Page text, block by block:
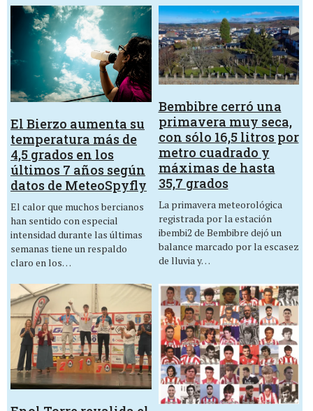
El Bierzo aumenta su
temperatura más de
4,5 grados en los
últimos 7 años según
datos de MeteoSpyfly
El calor que muchos bercianos
han sentido con especial
intensidad durante las últimas
semanas tiene un respaldo
claro en los…
Bembibre cerró una
primavera muy seca,
con sólo 16,5 litros por
metro cuadrado y
máximas de hasta
35,7 grados
La primavera meteorológica
registrada por la estación
ibembi2 de Bembibre dejó un
balance marcado por la escasez
de lluvia y…